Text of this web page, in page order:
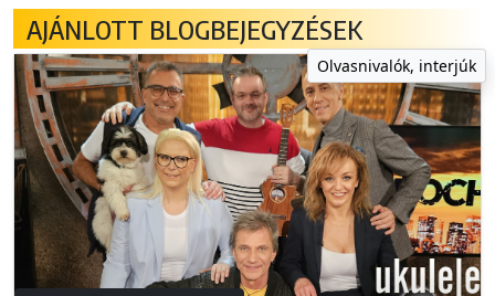
AJÁNLOTT BLOGBEJEGYZÉSEK
Olvasnivalók, interjúk